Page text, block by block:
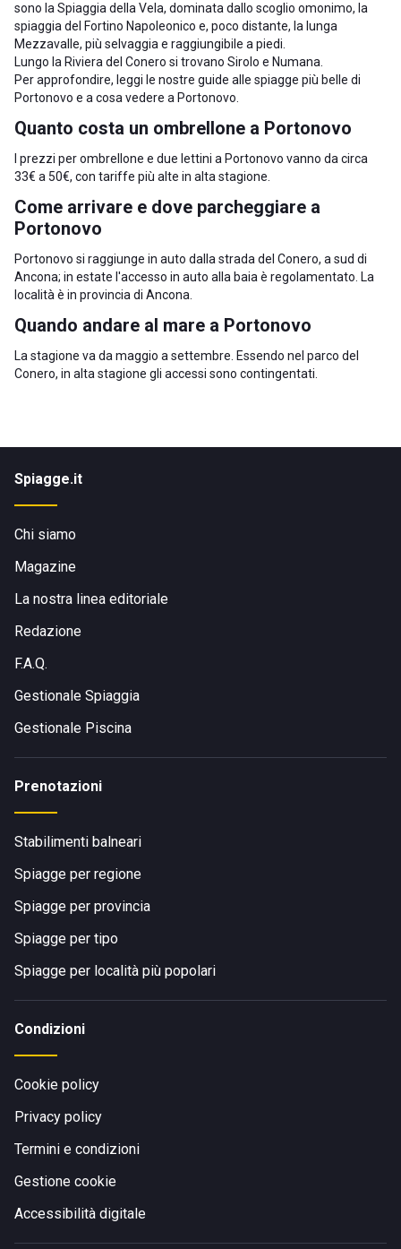
sono la Spiaggia della Vela, dominata dallo scoglio omonimo, la
spiaggia del Fortino Napoleonico e, poco distante, la lunga
Mezzavalle, più selvaggia e raggiungibile a piedi.
Lungo la Riviera del Conero si trovano Sirolo e Numana
Per approfondire, leggi le nostre guide alle spiagge più belle di
Portonovo e a cosa vedere a Portonovo
Quanto costa un ombrellone a Portonovo
I prezzi per ombrellone e due lettini a Portonovo vanno da circa
33€ a 50€, con tariffe più alte in alta stagione.
Come arrivare e dove parcheggiare a
Portonovo
Portonovo si raggiunge in auto dalla strada del Conero, a sud di
Ancona; in estate l'accesso in auto alla baia è regolamentato. La
località è in provincia di Ancona
Quando andare al mare a Portonovo
La stagione va da maggio a settembre. Essendo nel parco del
Conero, in alta stagione gli accessi sono contingentati.
Spiagge.it
Chi siamo
Magazine
La nostra linea editoriale
Redazione
F.A.Q.
Gestionale Spiaggia
Gestionale Piscina
Prenotazioni
Stabilimenti balneari
Spiagge per regione
Spiagge per provincia
Spiagge per tipo
Spiagge per località più popolari
Condizioni
Cookie policy
Privacy policy
Termini e condizioni
Gestione cookie
Accessibilità digitale